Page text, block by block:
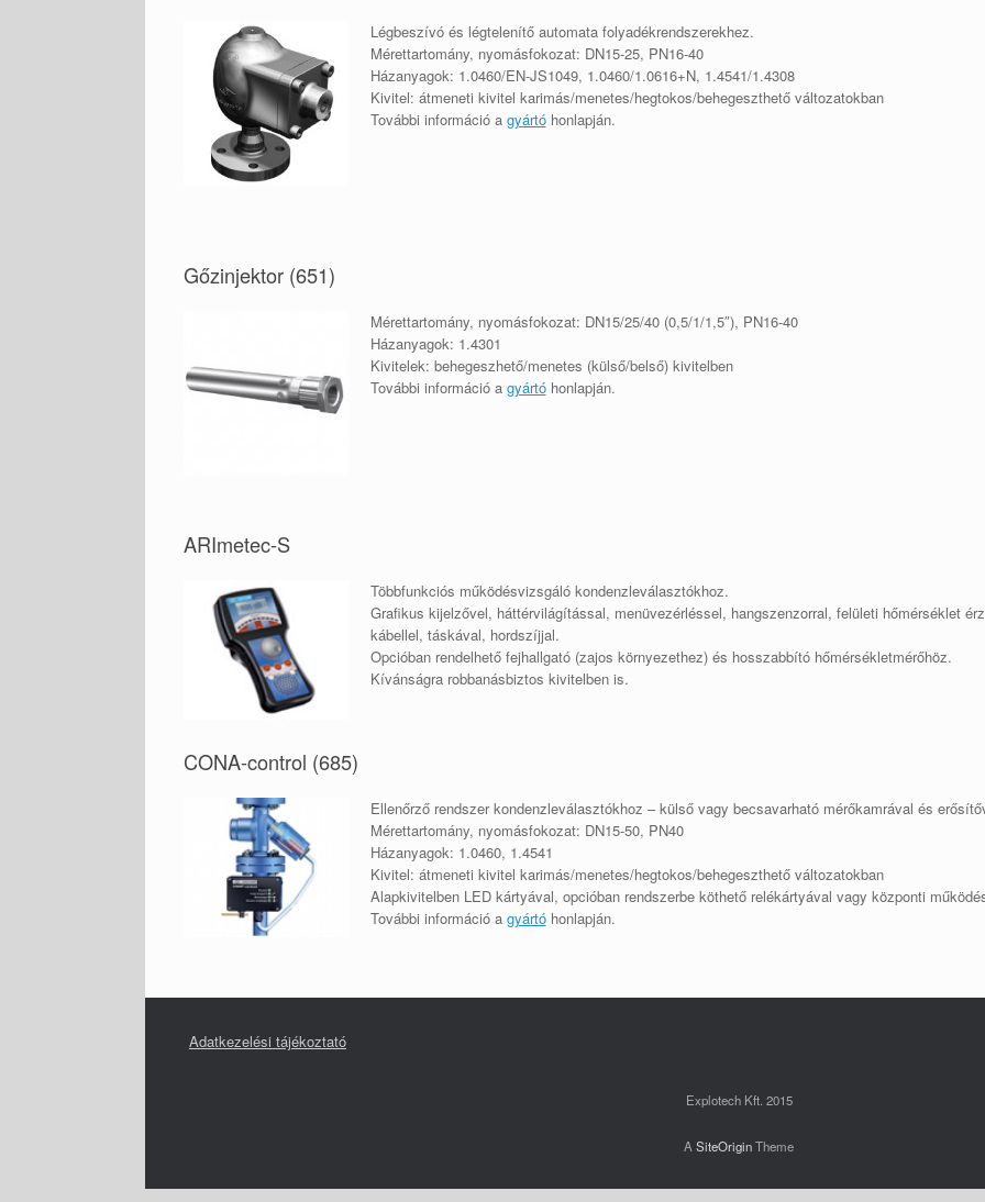
Légbeszívó és légtelenítő automata folyadékrendszerekhez.
Mérettartomány, nyomásfokozat: DN15-25, PN16-40
Házanyagok: 1.0460/EN-JS1049, 1.0460/1.0616+N, 1.4541/1.4308
Kivitel: átmeneti kivitel karimás/menetes/hegtokos/behegeszthető változatokban
További információ a gyártóhonlapján.
Gőzinjektor (651)
Mérettartomány, nyomásfokozat: DN15/25/40 (0,5/1/1,5″), PN16-40
Házanyagok: 1.4301
Kivitelek: behegeszhető/menetes (külső/belső) kivitelben
További információ a gyártóhonlapján.
ARImetec-S
Többfunkciós működésvizsgáló kondenzleválasztókhoz.
Grafikus kijelzővel, háttérvilágítással, menüvezérléssel, hangszenzorral, felületi hőmérséklet
kábellel, táskával, hordszíjjal.
Opcióban rendelhető fejhallgató (zajos környezethez) és hosszabbító hőmérsékletmérőhöz.
Kívánságra robbanásbiztos kivitelben is.
CONA-control (685)
Ellenőrző rendszer kondenzleválasztókhoz – külső vagy becsavarható mérőkamrával és
Mérettartomány, nyomásfokozat: DN15-50, PN40
Házanyagok: 1.0460, 1.4541
Kivitel: átmeneti kivitel karimás/menetes/hegtokos/behegeszthető változatokban
Alapkivitelben LED kártyával, opcióban rendszerbe köthető relékártyával vagy központi
További információ a gyártóhonlapján.
Adatkezelési tájékoztató
Explotech Kft. 2015
A SiteOriginTheme